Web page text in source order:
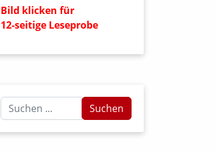
Bild klicken für
12-seitige Leseprobe
Suchen
...
Suchen